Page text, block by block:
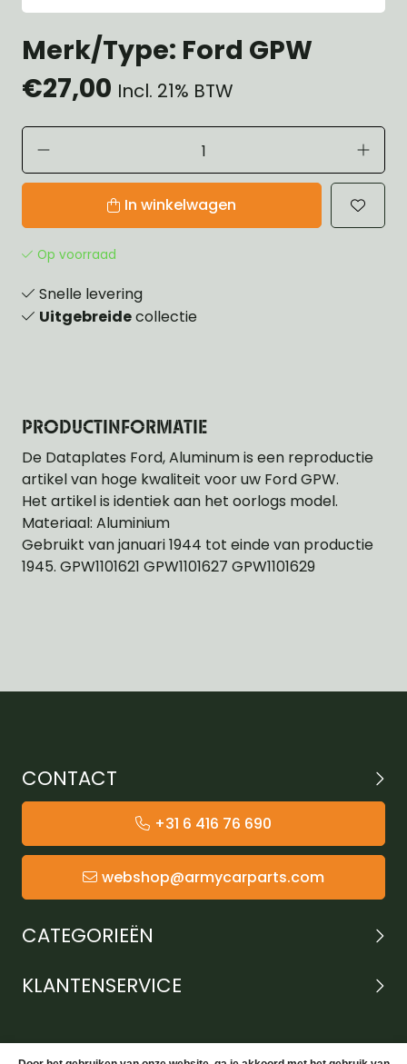
Merk/Type: Ford GPW
€27,00 Incl. 21% BTW
In winkelwagen
Op voorraad
Snelle levering
Uitgebreidecollectie
PRODUCTINFORMATIE
De Dataplates Ford, Aluminum is een reproductie
artikel van hoge kwaliteit voor uw Ford GPW.
Het artikel is identiek aan het oorlogs model.
Materiaal: Aluminium
Gebruikt van januari 1944 tot einde van productie
1945. GPW1101621 GPW1101627 GPW1101629
CONTACT
+31 6 416 76 690
webshop@armycarparts.com
CATEGORIEËN
KLANTENSERVICE